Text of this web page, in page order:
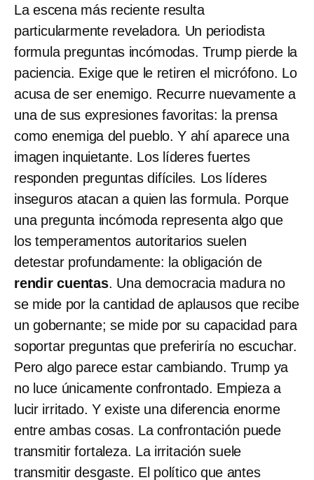
La escena más reciente resulta
particularmente reveladora. Un periodista
formula preguntas incómodas. Trump pierde la
paciencia. Exige que le retiren el micrófono. Lo
acusa de ser enemigo. Recurre nuevamente a
una de sus expresiones favoritas: la prensa
como enemiga del pueblo. Y ahí aparece una
imagen inquietante. Los líderes fuertes
responden preguntas difíciles. Los líderes
inseguros atacan a quien las formula. Porque
una pregunta incómoda representa algo que
los temperamentos autoritarios suelen
detestar profundamente: la obligación de
rendir cuentas. Una democracia madura no
se mide por la cantidad de aplausos que recibe
un gobernante; se mide por su capacidad para
soportar preguntas que preferiría no escuchar.
Pero algo parece estar cambiando. Trump ya
no luce únicamente confrontado. Empieza a
lucir irritado. Y existe una diferencia enorme
entre ambas cosas. La confrontación puede
transmitir fortaleza. La irritación suele
transmitir desgaste. El político que antes